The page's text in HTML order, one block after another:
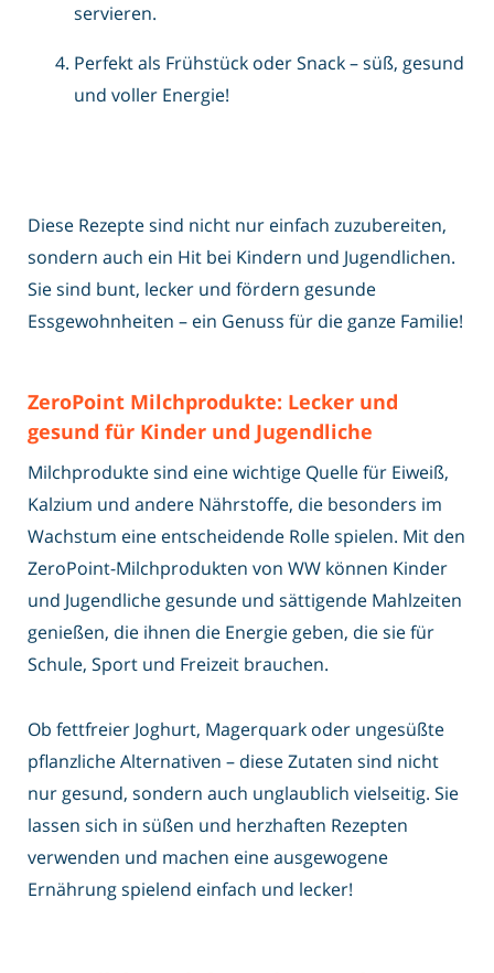
servieren.
Perfekt als Frühstück oder Snack – süß, gesund
und voller Energie!
Diese Rezepte sind nicht nur einfach zuzubereiten,
sondern auch ein Hit bei Kindern und Jugendlichen.
Sie sind bunt, lecker und fördern gesunde
Essgewohnheiten – ein Genuss für die ganze Familie!
ZeroPoint Milchprodukte: Lecker und
gesund für Kinder und Jugendliche
Milchprodukte sind eine wichtige Quelle für Eiweiß,
Kalzium und andere Nährstoffe, die besonders im
Wachstum eine entscheidende Rolle spielen. Mit den
ZeroPoint-Milchprodukten von WW können Kinder
und Jugendliche gesunde und sättigende Mahlzeiten
genießen, die ihnen die Energie geben, die sie für
Schule, Sport und Freizeit brauchen.
Ob fettfreier Joghurt, Magerquark oder ungesüßte
pflanzliche Alternativen – diese Zutaten sind nicht
nur gesund, sondern auch unglaublich vielseitig. Sie
lassen sich in süßen und herzhaften Rezepten
verwenden und machen eine ausgewogene
Ernährung spielend einfach und lecker!